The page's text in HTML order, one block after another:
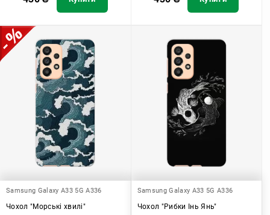
Samsung Galaxy A33 5G A336
Чохол "Морські хвилі"
Samsung Galaxy A33 5G A336
Чохол "Рибки Інь Янь"